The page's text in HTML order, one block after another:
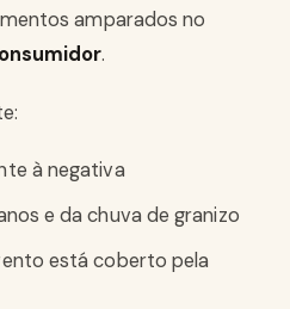
amparados no
.
à negativa
e da chuva de granizo
está coberto pela